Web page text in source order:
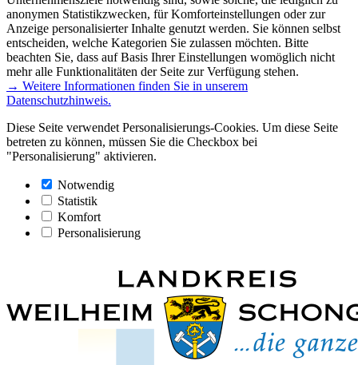
anonymen Statistikzwecken, für Komforteinstellungen oder zur
Anzeige personalisierter Inhalte genutzt werden. Sie können selbst
entscheiden, welche Kategorien Sie zulassen möchten. Bitte
beachten Sie, dass auf Basis Ihrer Einstellungen womöglich nicht
mehr alle Funktionalitäten der Seite zur Verfügung stehen.
→ Weitere Informationen finden Sie in unserem
Datenschutzhinweis.
Diese Seite verwendet Personalisierungs-Cookies. Um diese Seite
betreten zu können, müssen Sie die Checkbox bei
"Personalisierung" aktivieren.
Notwendig
Statistik
Komfort
Personalisierung